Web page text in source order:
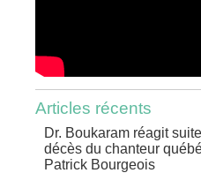
Articles récents
Dr. Boukaram réagit
décès du chanteur
Patrick Bourgeois